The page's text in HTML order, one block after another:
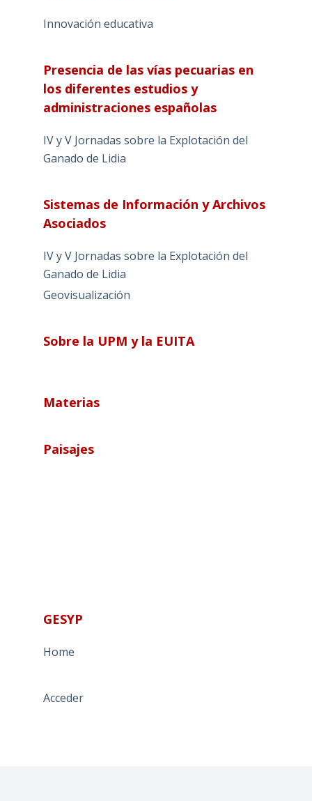
Innovación educativa
Presencia de las vías pecuarias en
los diferentes estudios y
administraciones españolas
IV y V Jornadas sobre la Explotación del
Ganado de Lidia
Sistemas de Información y Archivos
Asociados
IV y V Jornadas sobre la Explotación del
Ganado de Lidia
Geovisualización
Sobre la UPM y la EUITA
Materias
Paisajes
GESYP
Home
Acceder